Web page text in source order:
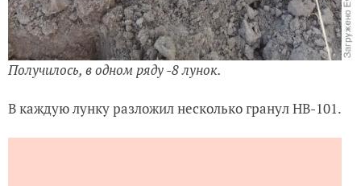
Получилось, в одном ряду -8 лунок.
В каждую лунку разложил несколько гранул НВ-101.